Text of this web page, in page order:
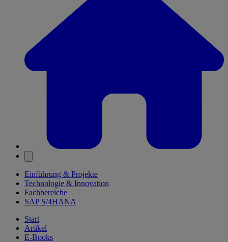
Einführung & Projekte
Technologie & Innovation
Fachbereiche
SAP S/4HANA
Start
Artikel
E-Books